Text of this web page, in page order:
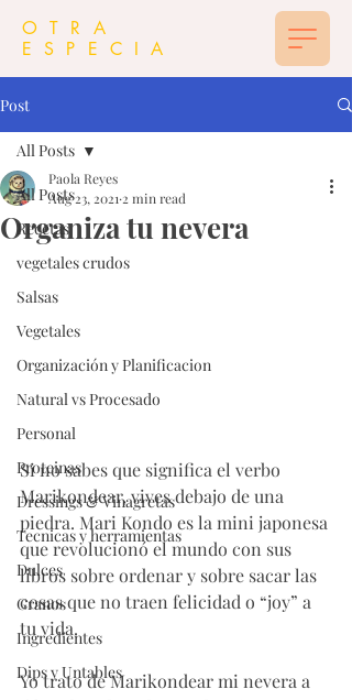
OTRA
ESPECIA
Post
All Posts
Recetas
vegetales crudos
Salsas
Vegetales
Organización y Planificacion
Natural vs Procesado
Personal
Proteinas
Dressings & Vinagretas
Tecnicas y herramientas
Dulces
Granos
Ingredientes
Dips y Untables
All Posts
Organiza tu nevera
Paola Reyes
Aug 23, 2021 2 min read
Si no sabes que significa el verbo
Marikondear, vives debajo de una
piedra. Mari Kondo es la mini japonesa
que revolucionó el mundo con sus
libros sobre ordenar y sobre sacar las
cosas que no traen felicidad o “joy” a
tu vida.
Yo trato de Marikondear mi nevera a